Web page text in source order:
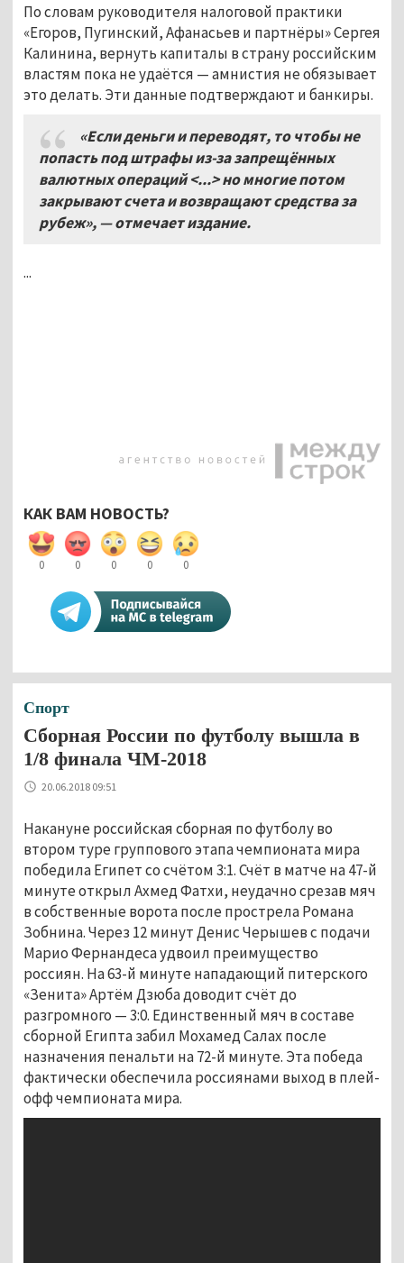
По словам руководителя налоговой практики
«Егоров, Пугинский, Афанасьев и партнёры» Сергея
Калинина, вернуть капиталы в страну российским
властям пока не удаётся — амнистия не обязывает
это делать. Эти данные подтверждают и банкиры.
«Если деньги и переводят, то чтобы не
попасть под штрафы из-за запрещённых
валютных операций <...> но многие потом
закрывают счета и возвращают средства за
рубеж», —отмечает издание.
...
КАК ВАМ НОВОСТЬ?
0 0 0 0 0
Спорт
Сборная России по футболу вышла в
1/8 финала ЧМ-2018
20.06.2018 09:51
Накануне российская сборная по футболу во
втором туре группового этапа чемпионата мира
победила Египет со счётом 3:1. Счёт в матче на 47-й
минуте открыл Ахмед Фатхи, неудачно срезав мяч
в собственные ворота после прострела Романа
Зобнина. Через 12 минут Денис Черышев с подачи
Марио Фернандеса удвоил преимущество
россиян. На 63-й минуте нападающий питерского
«Зенита» Артём Дзюба доводит счёт до
разгромного — 3:0. Единственный мяч в составе
сборной Египта забил Мохамед Салах после
назначения пенальти на 72-й минуте. Эта победа
фактически обеспечила россиянами выход в плей-
офф чемпионата мира.